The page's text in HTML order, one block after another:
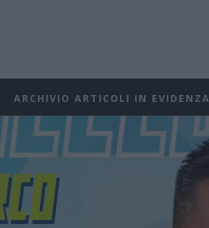
ARCHIVIO ARTICOLI IN EVIDENZA